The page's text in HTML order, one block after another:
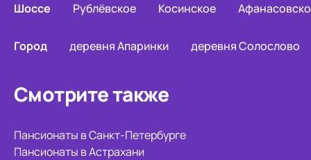
Шоссе Рублёвское Косинское
Город деревня Апаринки деревня Солослово
Смотрите также
Пансионаты в Санкт-Петербурге
Пансионаты в Астрахани